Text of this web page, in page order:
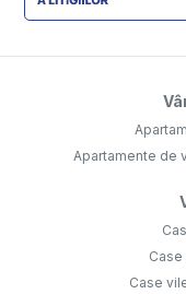
Apartamente de
Case
Case